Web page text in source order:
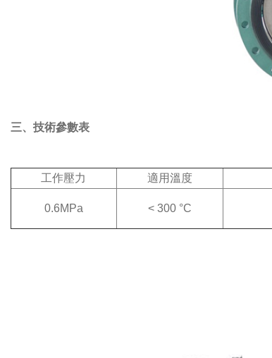
三、技術參數表
工作壓力 適用溫度
0.6MPa < 300 °C